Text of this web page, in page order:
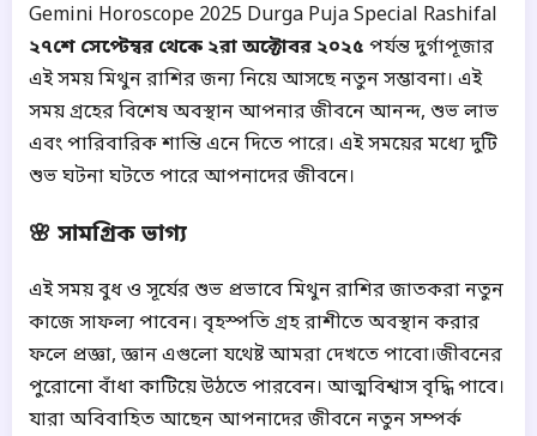
Gemini Horoscope 2025 Durga Puja Special Rashifal
২৭শে সেপ্টেম্বর থেকে ২রা অক্টোবর ২০২৫ পর্যন্ত দুর্গাপূজার
এই সময় মিথুন রাশির জন্য নিয়ে আসছে নতুন সম্ভাবনা। এই
সময় গ্রহের বিশেষ অবস্থান আপনার জীবনে আনন্দ, শুভ লাভ
এবং পারিবারিক শান্তি এনে দিতে পারে। এই সময়ের মধ্যে দুটি
শুভ ঘটনা ঘটতে পারে আপনাদের জীবনে।
🌸 সামগ্রিক ভাগ্য
এই সময় বুধ ও সূর্যের শুভ প্রভাবে মিথুন রাশির জাতকরা নতুন
কাজে সাফল্য পাবেন। বৃহস্পতি গ্রহ রাশীতে অবস্থান করার
ফলে প্রজ্ঞা, জ্ঞান এগুলো যথেষ্ট আমরা দেখতে পাবো।জীবনের
পুরোনো বাঁধা কাটিয়ে উঠতে পারবেন। আত্মবিশ্বাস বৃদ্ধি পাবে।
যারা অবিবাহিত আছেন আপনাদের জীবনে নতুন সম্পর্ক